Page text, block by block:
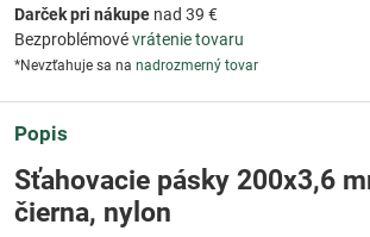
Darček pri nákupe nad 39 €
Bezproblémovévrátenie tovaru
*Nevzťahuje sa na nadrozmerný tovar
Popis
Sťahovacie pásky 200x3,6
čierna, nylon